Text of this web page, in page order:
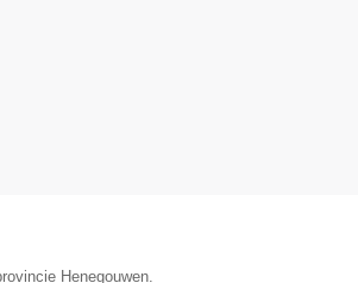
Henegouwen.